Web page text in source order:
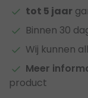
tot 5 jaar
Binnen 30
Wij kunnen
Meer
product